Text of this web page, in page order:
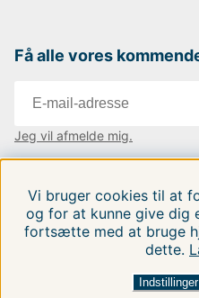
FILTRERA EFTER
Få alle vores
Jeg vil afmelde mig.
Følg os på vores
Vi bruger cookies til at
og for at kunne give dig
fortsætte med at bruge
dette.
Indstillinger